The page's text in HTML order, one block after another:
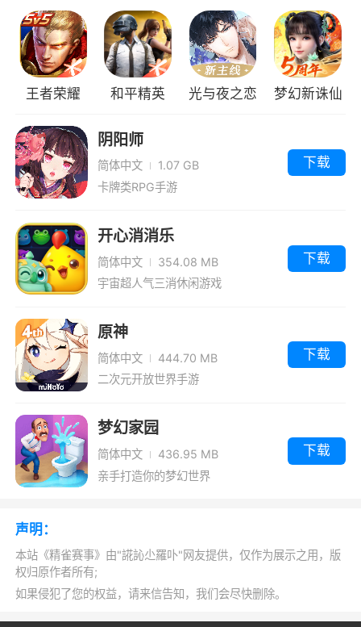
推送关于舞蹈类的新闻资讯哦
小编评价
1、精雀赛事，一款专为各种舞蹈赛事打造的
这里有着你想看的赛事直播，精雀赛事，让你的
生活变得更加精彩
2、你可以了解全国各地大小赛事，不错过
每一次的比赛资讯，带给你全面的比赛帮助。软
件为用户提供及时的数据信息，包括赛事报名时
间，最好报名人数，还有专业的分析师为你提供
3、精雀赛事将全国各地的赛事活动全部网
罗，用户只需打开精雀赛事即可在线查看，观摩
学习
4、该平台不仅为你提供各种最新的赛事资
讯，同时还能直接观看全国各地的比赛直播，更
有专业的赛事分析和解说
送国内外最新的舞蹈比赛的新闻资讯哦，积极的
的通过比赛去展示自己努力的成果吧，如果你喜
欢跳舞的话就赶紧下载这款app吧
王者荣耀 和平精英 光与夜之恋 梦幻新诛仙
阴阳师
简体中文
1.07 GB
卡牌类RPG手游
下载
开心消消乐
简体中文
354.08 MB
宇宙超人气三消休闲游戏
下载
原神
简体中文
444.70 MB
二次元开放世界手游
下载
梦幻家园
简体中文
436.95 MB
亲手打造你的梦幻世界
下载
声明：
本站《精雀赛事》由"誮訫尐羅卟"网友提供，仅作为展示之用，版
权归原作者所有;
如果侵犯了您的权益，请来信告知，我们会尽快删除。